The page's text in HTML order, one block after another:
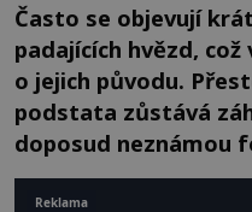
Často se objevují
padajících hvězd,
o jejich původu.
podstata zůstává
doposud neznámou
Reklama